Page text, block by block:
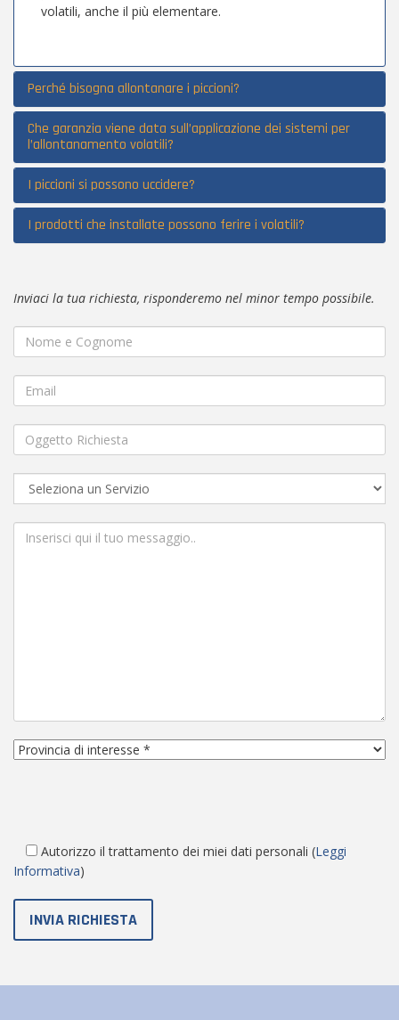
volatili, anche il più elementare.
Perché bisogna allontanare i piccioni?
Che garanzia viene data sull’applicazione dei sistemi per
l’allontanamento volatili?
I piccioni si possono uccidere?
I prodotti che installate possono ferire i volatili?
Inviaci la tua richiesta, risponderemo nel minor tempo possibile.
Autorizzo il trattamento dei miei dati personali (Leggi
Informativa)